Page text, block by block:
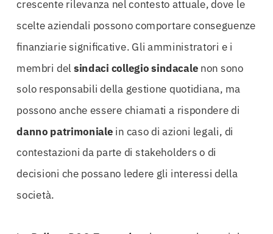
crescente rilevanza nel contesto attuale, dove le
scelte aziendali possono comportare conseguenze
finanziarie significative. Gli amministratori e i
membri del sindaci collegio sindacale non sono
solo responsabili della gestione quotidiana, ma
possono anche essere chiamati a rispondere di
danno patrimoniale in caso di azioni legali, di
contestazioni da parte di stakeholders o di
decisioni che possano ledere gli interessi della
società.